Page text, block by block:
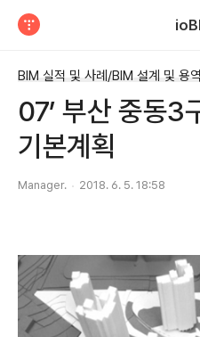
BIM 실적 및 사례/BIM 설계 및 용역
07’ 부산 중동3
기본계획
Manager. 2018. 6. 5. 18:58